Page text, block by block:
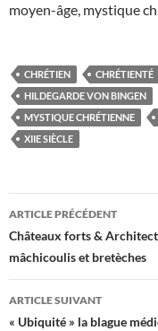
moyen-âge, mystique
CHRÉTIEN CHRÉTIENTÉ
HILDEGARDE VON BINGEN
MYSTIQUE CHRÉTIENNE
XIIE SIÈCLE
Navigation
des
articles
ARTICLE PRÉCÉDENT
Châteaux forts &
mâchicoulis et bretèches
ARTICLE SUIVANT
« Ubiquité » la blague